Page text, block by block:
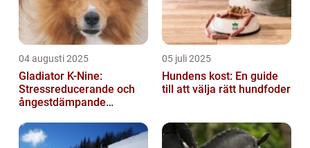
04 augusti 2025
Gladiator K-Nine:
Stressreducerande och
ångestdämpande
05 juli 2025
Hundens kost: En guide
till att välja rätt hundfoder